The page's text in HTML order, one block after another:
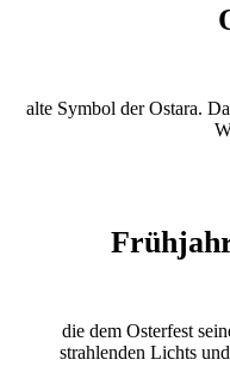
alte Symbol der Ostara.
die dem Osterfest
strahlenden Lichts